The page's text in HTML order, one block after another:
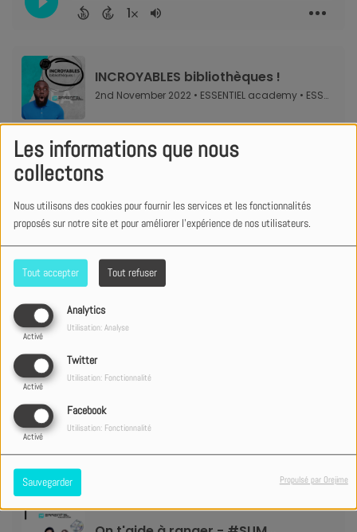
Les informations que nous
collectons
Nous utilisons des cookies pour fournir les services et les fonctionnalités
proposés sur notre site et pour améliorer l'expérience de nos utilisateurs.
Tout accepter Tout refuser
Analytics
Activé
Utilisation: Analyse
Twitter
Activé
Utilisation: Fonctionnalité
Facebook
Activé
Utilisation: Fonctionnalité
Sauvegarder Propulsé par Orejime